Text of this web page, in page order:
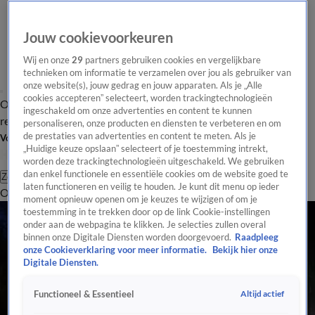
Overzicht Laatste nieuws Regionieuws Het beste van Hart
Tip de
redactie
Volg Hart van Nederland
Zoeken
OverzichtRegioUitzendingenWeerTip de redactiePanelVideo's
Jouw cookievoorkeuren
Wij en onze29 partners gebruiken cookies en vergelijkbare
technieken om informatie te verzamelen over jou als gebruiker van
onze website(s), jouw gedrag en jouw apparaten. Als je „Alle
cookies accepteren” selecteert, worden trackingtechnologieën
ingeschakeld om onze advertenties en content te kunnen
personaliseren, onze producten en diensten te verbeteren en om
de prestaties van advertenties en content te meten. Als je
„Huidige keuze opslaan” selecteert of je toestemming intrekt,
worden deze trackingtechnologieën uitgeschakeld. We gebruiken
dan enkel functionele en essentiële cookies om de website goed te
laten functioneren en veilig te houden. Je kunt dit menu op ieder
moment opnieuw openen om je keuzes te wijzigen of om je
toestemming in te trekken door op de link Cookie-instellingen
onder aan de webpagina te klikken. Je selecties zullen overal
binnen onze Digitale Diensten worden doorgevoerd. Raadpleeg
onze Cookieverklaring voor meer informatie.
Bekijk hier onze
Digitale Diensten.
Functioneel & Essentieel Altijd actief